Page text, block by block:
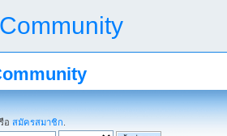
อ สมัครสมาชิก